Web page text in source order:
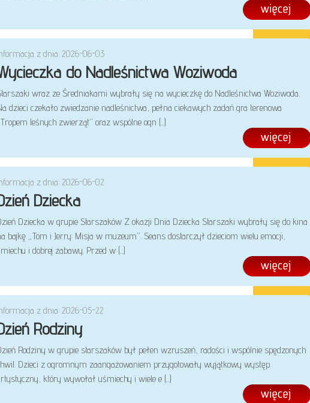
do Nadleśnictwa Woziwoda
z dnia: 2026-06-03
wraz ze Średniakami wybrały się na wycieczkę do Nadleśnictwa Woziwoda.
dzieci czekało zwiedzanie nadleśnictwa, pełna ciekawych zadań gra terenowa
leśnych zwierząt” oraz wspólne ogn (...)
Dziecka
z dnia: 2026-06-02
Dziecka w grupie Starszaków Z okazji Dnia Dziecka Starszaki wybrały się do kina
bajkę „Tom i Jerry: Misja w muzeum”. Seans dostarczył dzieciom wielu emocji,
i dobrej zabawy. Przed w (...)
Rodziny
z dnia: 2026-05-22
Rodziny w grupie starszaków był pełen wzruszeń, radości i wspólnie spędzonych
Dzieci z ogromnym zaangażowaniem przygotowały wyjątkowy występ
który wywołał uśmiechy i wiele e (...)